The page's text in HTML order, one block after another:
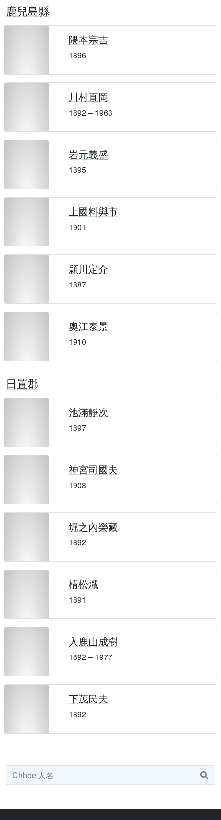
鹿兒島縣
隈本宗吉
1896
川村直岡
1892 – 1963
岩元義盛
1895
上國料與市
1901
頴川定介
1887
奧江泰景
1910
日置郡
池滿靜次
1897
神宮司國夫
1908
堀之內榮藏
1892
棈松熾
1891
入鹿山成樹
1892 – 1977
下茂民夫
1892